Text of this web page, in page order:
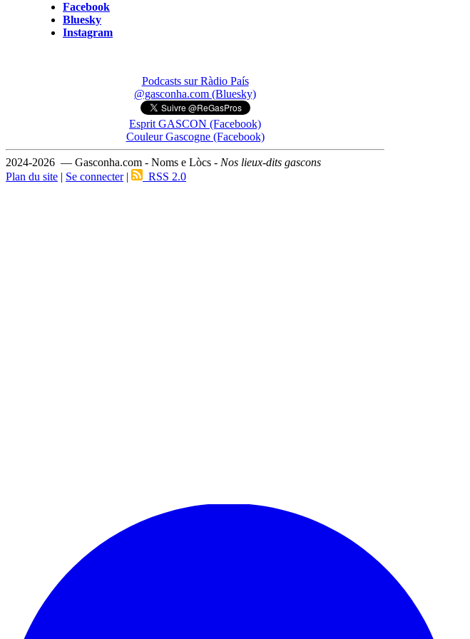
Facebook
Bluesky
Instagram
Podcasts sur Ràdio País
@gasconha.com (Bluesky)
Esprit GASCON (Facebook)
Couleur Gascogne (Facebook)
2024-2026 — Gasconha.com - Noms e Lòcs - Nos lieux-dits gascons
Plan du site | Se connecter| RSS 2.0